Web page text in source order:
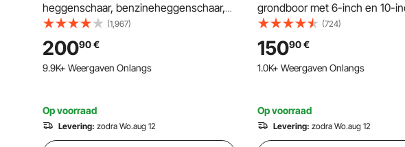
heggenschaar, benzineheggenschaar,
onkruidverdelger, draadtrimmer,
bosmaaier, kantenmaaier,
stoksnoeischaar, kettingzaag, snoeizaag
met verlengstok
(1,967)
20090€
9.9K+ Weergaven Onlangs
Op voorraad
Levering: zodra Wo.aug 12
grondboor met 6-inch en 10-
kernboren en 3 verlengstangen,
paalhekgatenboor voor
tuinplanten, oranje + zwart
(724)
15090€
1.0K+ Weergaven Onlangs
Op voorraad
Levering: zodra Wo.aug 12